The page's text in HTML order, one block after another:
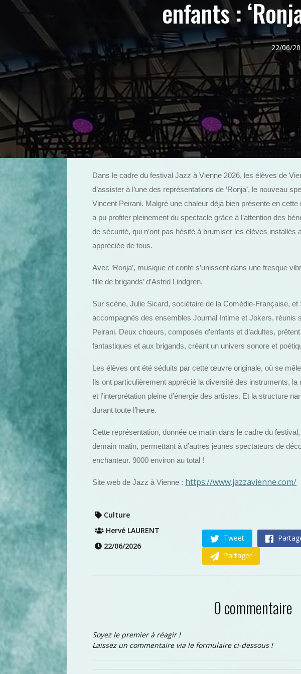
enfants :
22/06/
Dans le cadre du festival Jazz à Vienne 2026, les élèves de
d’assister à l’une des représentations de ‘Ronja’, le nouveau
Vincent Peirani. Malgré une chaleur déjà bien présente en cette
a pu profiter pleinement du spectacle grâce à l’attention des
de sécurité, qui n’ont pas hésité à brumiser les élèves installés
appréciée de tous.
Avec ‘Ronja’, musique et conte s’unissent dans une fresque
fille de brigands’ d’Astrid Lindgren.
Sur scène, Julie Sicard, sociétaire de la Comédie-Française,
accompagnés des ensembles Journal Intime et Jokers, réunis
Peirani. Deux chœurs, composés d’enfants et d’adultes,
fantastiques et aux brigands, créant un univers sonore et
Les élèves ont été séduits par cette œuvre originale, où se
Ils ont particulièrement apprécié la diversité des instruments,
et l’interprétation pleine d’énergie des artistes. Et la structure
durant toute l’heure.
Cette représentation, donnée ce matin dans le cadre du
demain matin, permettant à d’autres jeunes spectateurs de
enchanteur. 9000 environ au total !
Site web de Jazz à Vienne : https://www.jazzavienne.com/
Culture
Hervé LAURENT
22/06/2026
Tweet
Partager
0 commentaire
Soyez le premier à réagir !
Laissez un commentaire via le formulaire ci-dessous !